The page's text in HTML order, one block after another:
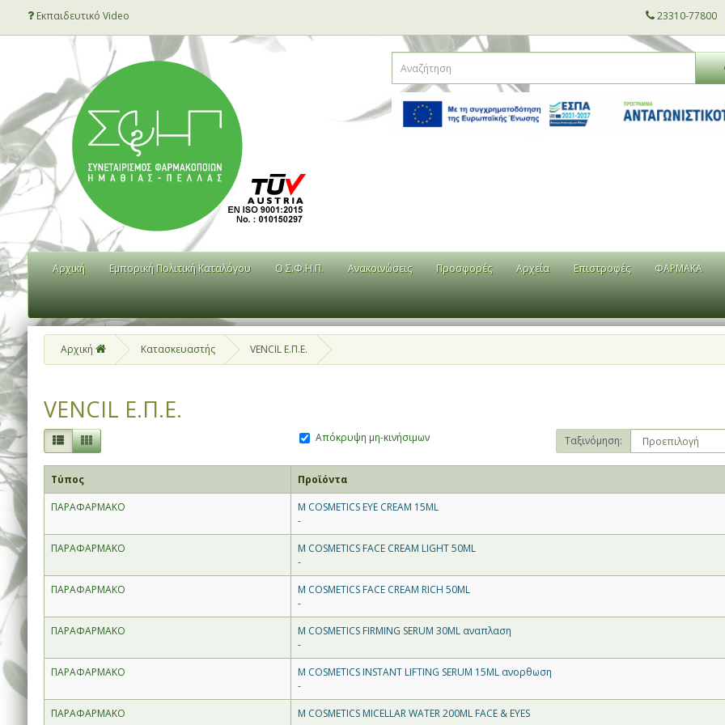
Εκπαιδευτικό Video 23310-77800
Αρχική Εμπορική Πολιτική Καταλόγου Ο Σ.Φ.Η.Π. Ανακοινώσεις Προσφορές Αρχεία Επιστροφές ΦΑΡΜΑΚΑ
Αρχική Κατασκευαστής VENCIL Ε.Π.Ε.
VENCIL Ε.Π.Ε.
Απόκρυψη μη-κινήσιμων Ταξινόμηση:
Τύπος
Προϊόντα
ΠΑΡΑΦΑΡΜΑΚΟ
M COSMETICS EYE CREAM 15ML
-
ΠΑΡΑΦΑΡΜΑΚΟ
M COSMETICS FACE CREAM LIGHT 50ML
-
ΠΑΡΑΦΑΡΜΑΚΟ
M COSMETICS FACE CREAM RICH 50ML
-
ΠΑΡΑΦΑΡΜΑΚΟ
M COSMETICS FIRMING SERUM 30ML αναπλαση
-
ΠΑΡΑΦΑΡΜΑΚΟ
M COSMETICS INSTANT LIFTING SERUM 15ML ανορθωση
-
ΠΑΡΑΦΑΡΜΑΚΟ
M COSMETICS MICELLAR WATER 200ML FACE & EYES